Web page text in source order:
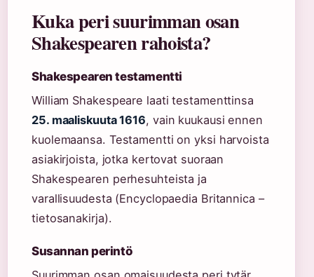
Kuka peri suurimman osan
Shakespearen rahoista?
Shakespearen testamentti
William Shakespeare laati testamenttinsa
25. maaliskuuta 1616, vain kuukausi ennen
kuolemaansa. Testamentti on yksi harvoista
asiakirjoista, jotka kertovat suoraan
Shakespearen perhesuhteista ja
varallisuudesta (Encyclopaedia Britannica –
tietosanakirja).
Susannan perintö